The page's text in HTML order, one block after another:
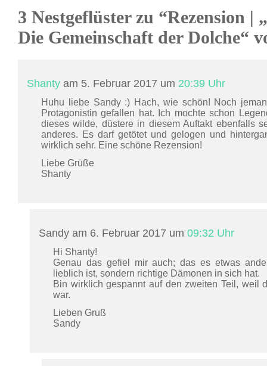
3 Nestgeflüster zu “Rezension |
Die Gemeinschaft der Dolche“
Shanty am 5. Februar 2017 um 20:39 Uhr
Huhu liebe Sandy :) Hach, wie schön! Noch
Protagonistin gefallen hat. Ich mochte schon
dieses wilde, düstere in diesem Auftakt ebenfalls
anderes. Es darf getötet und gelogen und
wirklich sehr. Eine schöne Rezension!
Liebe Grüße
Shanty
Sandy am 6. Februar 2017 um 09:32 Uhr
Hi Shanty!
Genau das gefiel mir auch; das es etwas
lieblich ist, sondern richtige Dämonen in sich hat.
Bin wirklich gespannt auf den zweiten Teil, weil
war.
Lieben Gruß
Sandy